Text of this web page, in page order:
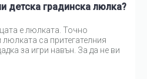
детска градинска люлка?
е люлката. Точно
са притегателния
за игри навън. За да не ви